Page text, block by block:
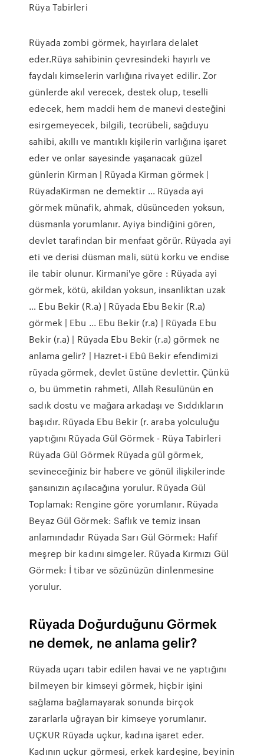
Rüya Tabirleri
Rüyada zombi görmek, hayırlara delalet
eder.Rüya sahibinin çevresindeki hayırlı ve
faydalı kimselerin varlığına rivayet edilir. Zor
günlerde akıl verecek, destek olup, teselli
edecek, hem maddi hem de manevi desteğini
esirgemeyecek, bilgili, tecrübeli, sağduyu
sahibi, akıllı ve mantıklı kişilerin varlığına işaret
eder ve onlar sayesinde yaşanacak güzel
günlerin Kirman | Rüyada Kirman görmek |
RüyadaKirman ne demektir ... Rüyada ayi
görmek münafik, ahmak, düsünceden yoksun,
düsmanla yorumlanır. Ayiya bindiğini gören,
devlet tarafindan bir menfaat görür. Rüyada ayi
eti ve derisi düsman mali, sütü korku ve endise
ile tabir olunur. Kirmani'ye göre : Rüyada ayi
görmek, kötü, akildan yoksun, insanliktan uzak
… Ebu Bekir (R.a) | Rüyada Ebu Bekir (R.a)
görmek | Ebu ... Ebu Bekir (r.a) | Rüyada Ebu
Bekir (r.a) | Rüyada Ebu Bekir (r.a) görmek ne
anlama gelir? | Hazret-i Ebû Bekir efendimizi
rüyada görmek, devlet üstüne devlettir. Çünkü
o, bu ümmetin rahmeti, Allah Resulünün en
sadık dostu ve mağara arkadaşı ve Sıddıkların
başıdır. Rüyada Ebu Bekir (r. araba yolculuğu
yaptığını Rüyada Gül Görmek - Rüya Tabirleri
Rüyada Gül Görmek Rüyada gül görmek,
sevineceğiniz bir habere ve gönül ilişkilerinde
şansınızın açılacağına yorulur. Rüyada Gül
Toplamak: Rengine göre yorumlanır. Rüyada
Beyaz Gül Görmek: Saflık ve temiz insan
anlamındadır Rüyada Sarı Gül Görmek: Hafif
meşrep bir kadını simgeler. Rüyada Kırmızı Gül
Görmek: İ tibar ve sözünüzün dinlenmesine
yorulur.
Rüyada Doğurduğunu Görmek
ne demek, ne anlama gelir?
Rüyada uçarı tabir edilen havai ve ne yaptığını
bilmeyen bir kimseyi görmek, hiçbir işini
sağlama bağlamayarak sonunda birçok
zararlarla uğrayan bir kimseye yorumlanır.
UÇKUR Rüyada uçkur, kadına işaret eder.
Kadının uçkur görmesi, erkek kardeşine, beyinin